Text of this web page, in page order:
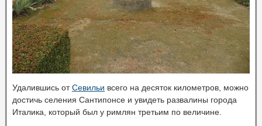
Удалившись отСевильи всего на десяток километров, можно
достичь селения Сантипонсе и увидеть развалины города
Италика, который был у римлян третьим по величине.